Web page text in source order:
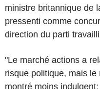
ministre britannique de
pressenti comme
direction du parti
"Le marché actions a
risque politique, mais
montré moins